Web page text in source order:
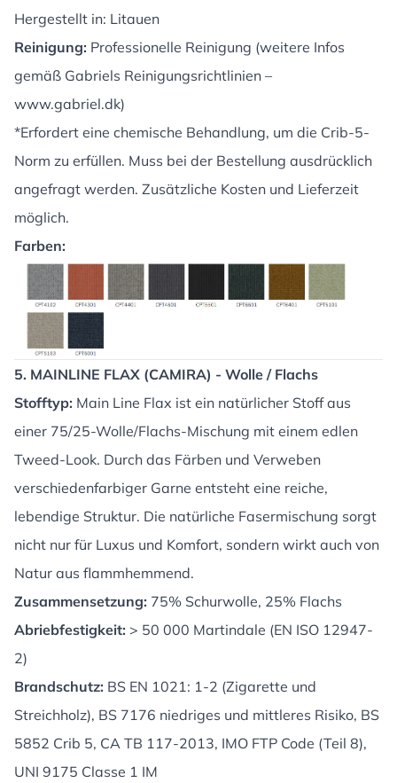
Hergestellt in: Litauen
Reinigung: Professionelle Reinigung (weitere Infos
gemäß Gabriels Reinigungsrichtlinien –
www.gabriel.dk)
*Erfordert eine chemische Behandlung, um die Crib-5-
Norm zu erfüllen. Muss bei der Bestellung ausdrücklich
angefragt werden. Zusätzliche Kosten und Lieferzeit
möglich.
Farben:
5. MAINLINE FLAX (CAMIRA) - Wolle / Flachs
Stofftyp: Main Line Flax ist ein natürlicher Stoff aus
einer 75/25-Wolle/Flachs-Mischung mit einem edlen
Tweed-Look. Durch das Färben und Verweben
verschiedenfarbiger Garne entsteht eine reiche,
lebendige Struktur. Die natürliche Fasermischung sorgt
nicht nur für Luxus und Komfort, sondern wirkt auch von
Natur aus flammhemmend.
Zusammensetzung: 75% Schurwolle, 25% Flachs
Abriebfestigkeit: > 50 000 Martindale (EN ISO 12947-
2)
Brandschutz: BS EN 1021: 1-2 (Zigarette und
Streichholz), BS 7176 niedriges und mittleres Risiko, BS
5852 Crib 5, CA TB 117-2013, IMO FTP Code (Teil 8),
UNI 9175 Classe 1 IM